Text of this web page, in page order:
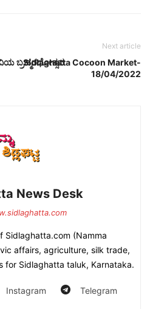
ಬ್ರಹ್ಮರಥೋತ್ಸವ
Next article
Sidlaghatta Cocoon Market-
18/04/2022
News Desk
Sidlaghatta.com (Namma
affairs, agriculture, silk trade,
for Sidlaghatta taluk, Karnataka.
Instagram Telegram